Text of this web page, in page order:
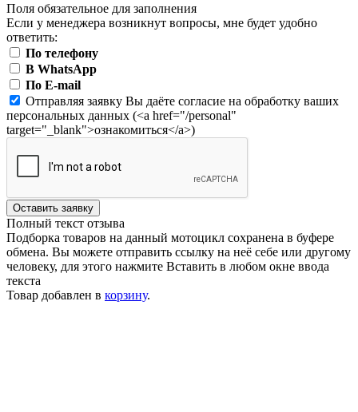
Поля обязательное для заполнения
Если у менеджера возникнут вопросы, мне будет удобно
ответить:
По телефону
В WhatsApp
По E-mail
Отправляя заявку Вы даёте согласие на обработку ваших
персональных данных (<a href="/personal"
target="_blank">ознакомиться</a>)
Оставить заявку
Полный текст отзыва
Подборка товаров на данный мотоцикл сохранена в буфере
обмена. Вы можете отправить ссылку на неё себе или другому
человеку, для этого нажмите Вставить в любом окне ввода
текста
Товар добавлен в корзину.